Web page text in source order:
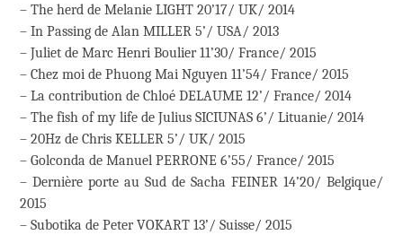
– The herd de Melanie LIGHT 20’17/ UK/ 2014
– In Passing de Alan MILLER 5’/ USA/ 2013
– Juliet de Marc Henri Boulier 11’30/ France/ 2015
– Chez moi de Phuong Mai Nguyen 11’54/ France/ 2015
– La contribution de Chloé DELAUME 12’/ France/ 2014
– The fish of my life de Julius SICIUNAS 6’/ Lituanie/ 2014
– 20Hz de Chris KELLER 5’/ UK/ 2015
– Golconda de Manuel PERRONE 6’55/ France/ 2015
– Dernière porte au Sud de Sacha FEINER 14’20/ Belgique/
2015
– Subotika de Peter VOKART 13’/ Suisse/ 2015